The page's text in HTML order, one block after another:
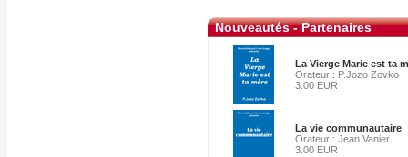
Nouveautés - Partenaires
La Vierge Marie est ta
Orateur : P.Jozo Zovko
3.00 EUR
La vie communautaire
Orateur : Jean Vanier
3.00 EUR